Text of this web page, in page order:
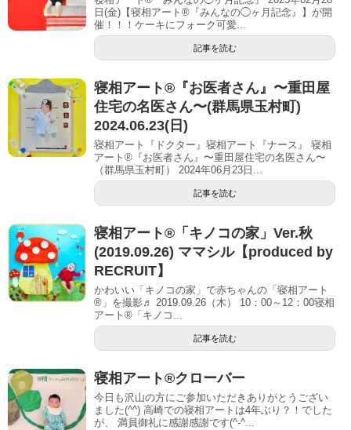
日(金)【寝相アート®︎『みんなの◯ヶ月記念』】が開
催！！！ケーキにフォーク可愛...
記事を読む
寝相アート®︎『お医者さん』〜重田屋
住宅の名医さん〜(群馬県玉村町)
2024.06.23(日)
寝相アート『ドクター』寝相アート『ナース』 寝相
アート®『お医者さん』〜重田屋住宅の名医さん〜
（群馬県玉村町） 2024年06月23日...
記事を読む
寝相アート®「キノコの家」Ver.秋
(2019.09.26) ママシル【produced by
RECRUIT】
かわいい「キノコの家」で赤ちゃんの「寝相アート
®」を撮影♬ 2019.09.26（木） 10：00～12：00寝相
アート®「キノコ...
記事を読む
寝相アート®︎クローバー
今日も沢山の方にご参加いただきありがとうござい
ました(^^) 高崎での寝相アートは4年ぶり？！でした
が、 満員御礼に感謝感謝です(^-^...